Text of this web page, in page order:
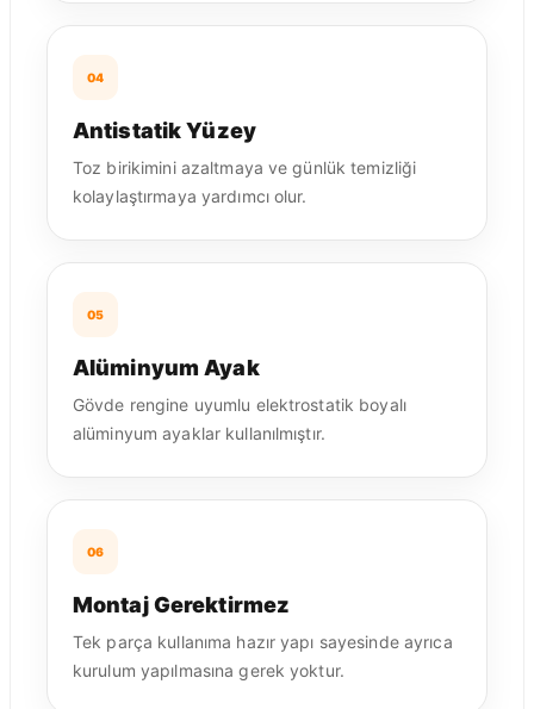
04
Antistatik Yüzey
Toz birikimini azaltmaya ve günlük temizliği
kolaylaştırmaya yardımcı olur.
05
Alüminyum Ayak
Gövde rengine uyumlu elektrostatik boyalı
alüminyum ayaklar kullanılmıştır.
06
Montaj Gerektirmez
Tek parça kullanıma hazır yapı sayesinde ayrıca
kurulum yapılmasına gerek yoktur.